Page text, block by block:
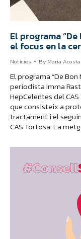
El programa
el focus en la
Notícies By Maria Acosta
El programa “De Bon
periodista Imma
HepCelentes del
que consisteix a
tractament i el
CAS Tortosa. La